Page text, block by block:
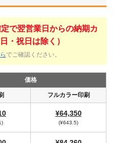
で翌営業日からの納期カ
・祝日は除く）
でご確認ください。
価格
フルカラー印刷
¥64,350
(¥643.5)